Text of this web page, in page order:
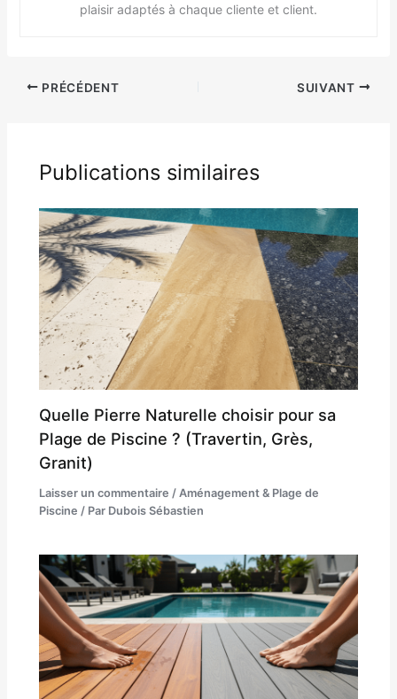
plaisir adaptés à chaque cliente et client.
PRÉCÉDENT SUIVANT
Publications similaires
Quelle Pierre Naturelle choisir pour sa
Plage de Piscine ? (Travertin, Grès,
Granit)
Laisser un commentaire / Aménagement & Plage de
Piscine / Par Dubois Sébastien